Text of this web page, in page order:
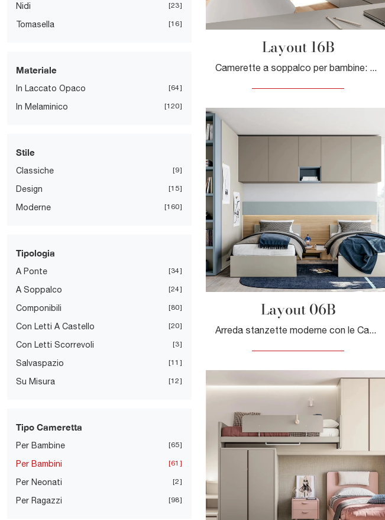
Nidi 23
Tomasella 16
Materiale
In Laccato Opaco 64
In Melaminico 120
Stile
Classiche 9
Design 15
Moderne 160
Tipologia
A Ponte 34
A Soppalco 24
Componibili 80
Con Letti A Castello 20
Con Letti Scorrevoli 3
Salvaspazio 11
Su Misura 12
Tipo Cameretta
Per Bambine 65
Per Bambini 61
Per Neonati 2
Per Ragazzi 98
Layout 16B
Camerette a soppalco per bambine: scopri il modello in melaminico Layout 16B di Doimo Cityline per stanzette moderne.
Layout 06B
Arreda stanzette moderne con le Camerette a ponte Doimo Cityline! Il modello Layout 06B in melaminico è per bambini.